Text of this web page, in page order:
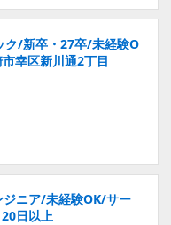
ク/新卒・27卒/未経験O
幸区新川通2丁目
ジニア/未経験OK/サー
日以上